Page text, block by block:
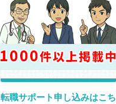
転職サポート申し込みはこち